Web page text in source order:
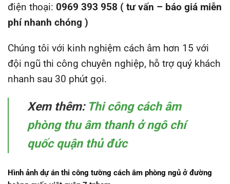
điện thoại: 0969 393 958 ( tư vấn – báo giá miễn
phí nhanh chóng )
Chúng tôi với kinh nghiệm cách âm hơn 15 với
đội ngũ thi công chuyên nghiệp, hỗ trợ quý khách
nhanh sau 30 phút gọi.
Xem thêm: Thi công cách âm
phòng thu âm thanh ở ngô chí
quốc quận thủ đức
Hình ảnh dự án thi công tường cách âm phòng ngủ ở đường